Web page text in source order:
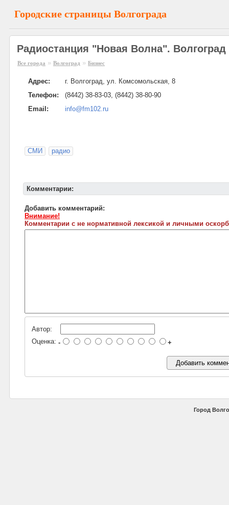
Городские страницы Волгограда
Радиостанция "Новая Волна". Волгоград
Все города » Волгоград » Бизнес
Адрес:
г. Волгоград, ул. Комсомольская, 8
Телефон:
(8442) 38-83-03, (8442) 38-80-90
Email:
info@fm102.ru
СМИ радио
Комментарии:
Добавить комментарий:
Внимание!
Комментарии с не нормативной лексикой и личными
Автор:
Оценка: - +
Город